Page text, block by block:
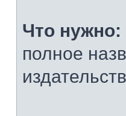
Что нужно:
полное